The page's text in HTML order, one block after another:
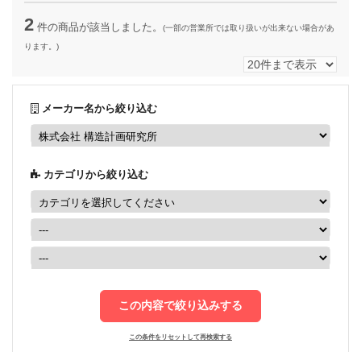
展示会・セミナー情報
2 件の商品が該当しました。 (一部の営業所では取り扱いが出来ない場合があ
ります。)
メーカー名から絞り込む
カテゴリから絞り込む
この内容で絞り込みする
この条件をリセットして再検索する